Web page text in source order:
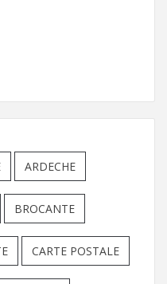
ARDECHE
BROCANTE
CARTE POSTALE